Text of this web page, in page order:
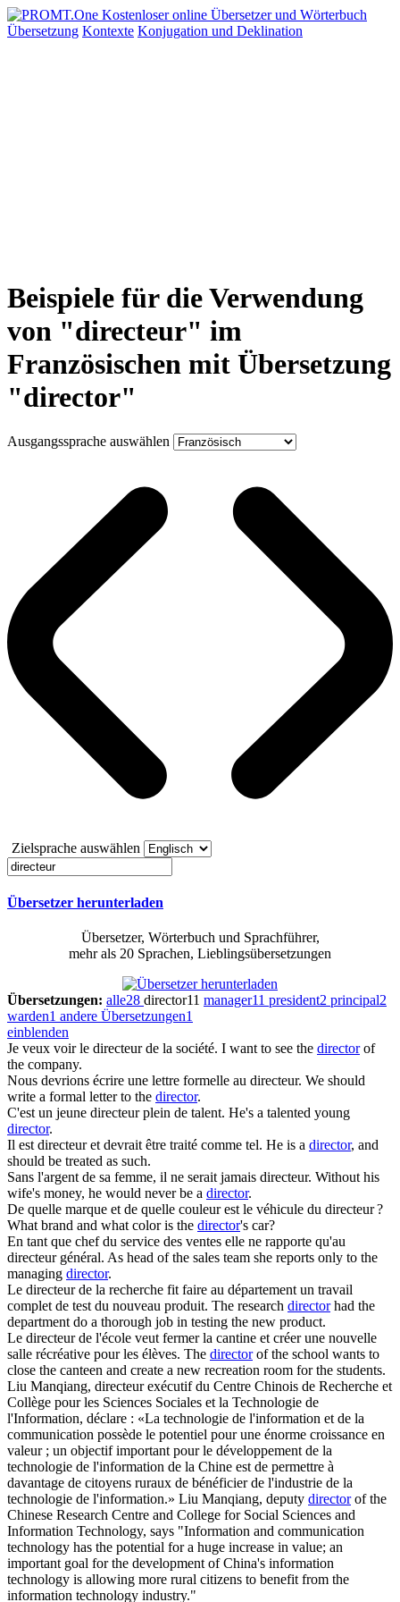
Übersetzung Kontexte Konjugation und Deklination
Beispiele für die Verwendung
von "directeur" im
Französischen mit Übersetzung
"director"
Ausgangssprache auswählen
Zielsprache auswählen
Übersetzer herunterladen
Übersetzer, Wörterbuch und Sprachführer,
mehr als 20 Sprachen, Lieblingsübersetzungen
Übersetzungen: alle28 director11 manager11 president2 principal2
warden1 andere Übersetzungen1
einblenden
Je veux voir le directeurde la société. I want to see the directorof
the company.
Nous devrions écrire une lettre formelle au directeur. We should
write a formal letter to the director.
C'est un jeune directeurplein de talent. He's a talented young
director.
Il estdirecteuret devrait être traité comme tel. He is a director, and
should be treated as such.
Sans l'argent de sa femme, il ne serait jamais directeur. Without his
wife's money, he would never be a director.
De quelle marque et de quelle couleur est le véhicule du directeur?
What brand and what color is the director's car?
En tant que chef du service des ventes elle ne rapporte qu'au
directeurgénéral. As head of the sales team she reports only to the
managing director.
Le directeurde la recherche fit faire au département un travail
complet de test du nouveau produit. The research directorhad the
department do a thorough job in testing the new product.
Le directeurde l'école veut fermer la cantine et créer une nouvelle
salle récréative pour les élèves. The directorof the school wants to
close the canteen and create a new recreation room for the students.
Liu Manqiang, directeurexécutif du Centre Chinois de Recherche et
Collège pour les Sciences Sociales et la Technologie de
l'Information, déclare : «La technologie de l'information et de la
communication possède le potentiel pour une énorme croissance en
valeur ; un objectif important pour le développement de la
technologie de l'information de la Chine est de permettre à
davantage de citoyens ruraux de bénéficier de l'industrie de la
technologie de l'information.» Liu Manqiang, deputy directorof the
Chinese Research Centre and College for Social Sciences and
Information Technology, says "Information and communication
technology has the potential for a huge increase in value; an
important goal for the development of China's information
technology is allowing more rural citizens to benefit from the
information technology industry."